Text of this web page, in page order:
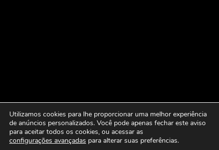
Utilizamos cookies para lhe proporcionar uma melhor experiência
de anúncios personalizados. Você pode apenas fechar este aviso
para aceitar todos os cookies, ou acessar as
configurações avançadas para alterar suas preferências.